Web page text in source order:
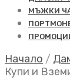
МЪЖКИ
Начало /
Купи и